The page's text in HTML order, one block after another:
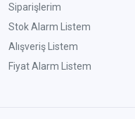
Siparişlerim
Stok Alarm Listem
Alışveriş Listem
Fiyat Alarm Listem